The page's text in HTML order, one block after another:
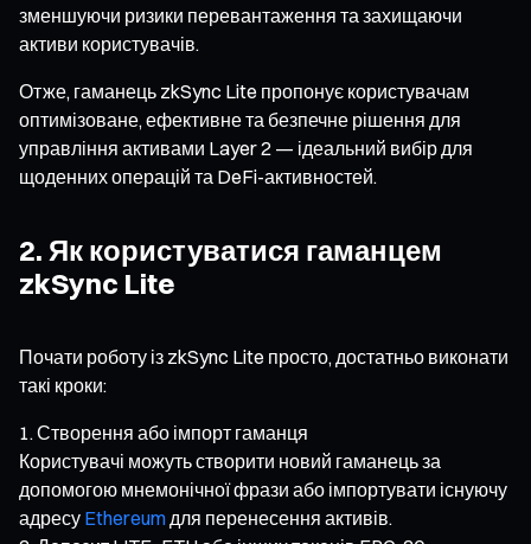
зменшуючи ризики перевантаження та захищаючи
активи користувачів.
Отже, гаманець zkSync Lite пропонує користувачам
оптимізоване, ефективне та безпечне рішення для
управління активами Layer 2 — ідеальний вибір для
щоденних операцій та DeFi-активностей.
2. Як користуватися гаманцем
zkSync Lite
Почати роботу із zkSync Lite просто, достатньо виконати
такі кроки:
Створення або імпорт гаманця
Користувачі можуть створити новий гаманець за
допомогою мнемонічної фрази або імпортувати існуючу
адресу Ethereum для перенесення активів.